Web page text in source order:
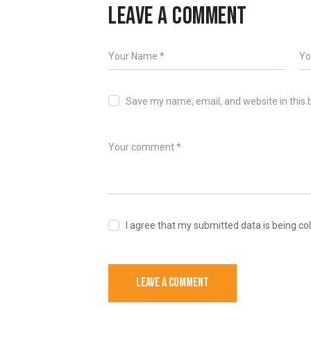
LEAVE A COMMENT
Save my name, email, and website in
I agree that my submitted data is being